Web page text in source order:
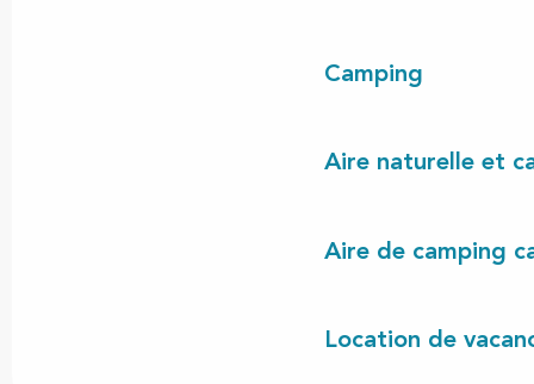
Camping
Aire naturelle et
Aire de camping
Location de